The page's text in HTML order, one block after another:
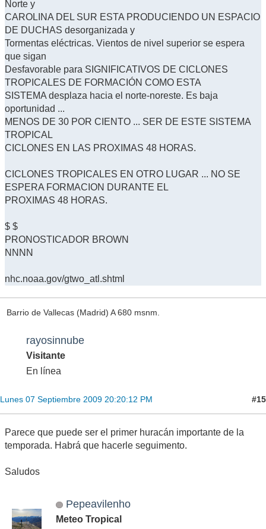
Norte y
CAROLINA DEL SUR ESTA PRODUCIENDO UN ESPACIO
DE DUCHAS desorganizada y
Tormentas eléctricas. Vientos de nivel superior se espera
que sigan
Desfavorable para SIGNIFICATIVOS DE CICLONES
TROPICALES DE FORMACIÓN COMO ESTA
SISTEMA desplaza hacia el norte-noreste. Es baja
oportunidad ...
MENOS DE 30 POR CIENTO ... SER DE ESTE SISTEMA
TROPICAL
CICLONES EN LAS PROXIMAS 48 HORAS.
CICLONES TROPICALES EN OTRO LUGAR ... NO SE
ESPERA FORMACION DURANTE EL
PROXIMAS 48 HORAS.
$ $
PRONOSTICADOR BROWN
NNNN
nhc.noaa.gov/gtwo_atl.shtml
Barrio de Vallecas (Madrid) A 680 msnm.
rayosinnube
Visitante
En línea
Lunes 07 Septiembre 2009 20:20:12 PM #15
Parece que puede ser el primer huracán importante de la
temporada. Habrá que hacerle seguimento.
Saludos
Pepeavilenho
Meteo Tropical